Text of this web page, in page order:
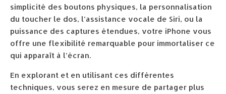
simplicité des boutons physiques, la personnalisation
du toucher le dos, l’assistance vocale de Siri, ou la
puissance des captures étendues, votre iPhone vous
offre une flexibilité remarquable pour immortaliser ce
qui apparaît à l’écran.
En explorant et en utilisant ces différentes
techniques, vous serez en mesure de partager plus